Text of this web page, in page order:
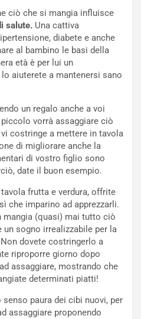
ciò che si mangia influisce
salute. Una cattiva
diabete e anche
al bambino le basi della
età è per lui un
aiuterete a mantenersi sano
un regalo anche a voi
vorrà assaggiare ciò
costringe a mettere in tavola
di migliorare anche la
di vostro figlio sono
date il buon esempio.
frutta e verdura, offrite
che imparino ad apprezzarli.
mangia (quasi) mai tutto ciò
sogno irrealizzabile per la
dovete costringerlo a
riproporre giorno dopo
assaggiare, mostrando che
determinati piatti!
paura dei cibi nuovi, per
assaggiare proponendo